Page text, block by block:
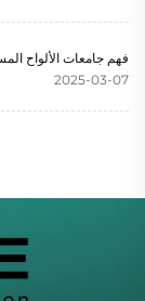
فهم جامعات الألواح
2025-03-07